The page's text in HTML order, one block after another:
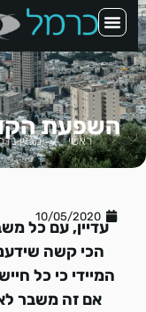
השפעת
ראשי/מגזין
10/05/2020
עדיין, עם כל
הכי קשה
המיידי כי כל
אם זה משבר